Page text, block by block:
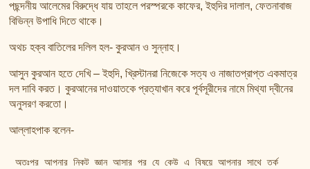
শায়খ আহমদ মুসা জিবরীলের বই সমূহ
পছন্দনীয় আলেমের বিরুদ্ধে যায় তাহলে পরস্পরকে কাফের, ইহুদির দালাল, ফেতনাবাজ
বিভিন্ন উপাধি দিতে থাকে।
অথচ হক্ব বাতিলের দলিল হল- কুরআন ও সুন্নাহ।
আসুন কুরআন হতে দেখি – ইহুদি, খ্রিস্টানরা নিজেকে সত্য ও নাজাতপ্রাপ্ত একমাত্র
দল দাবি করত। কুরআনের দাওয়াতকে প্রত্যাখান করে পূর্বসূরীদের নামে মিথ্যা দ্বীনের
অনুসরণ করতো।
আল্লাহপাক বলেন-
অতঃপর আপনার নিকট জ্ঞান আসার পর যে কেউ এ বিষয়ে আপনার সাথে তর্ক